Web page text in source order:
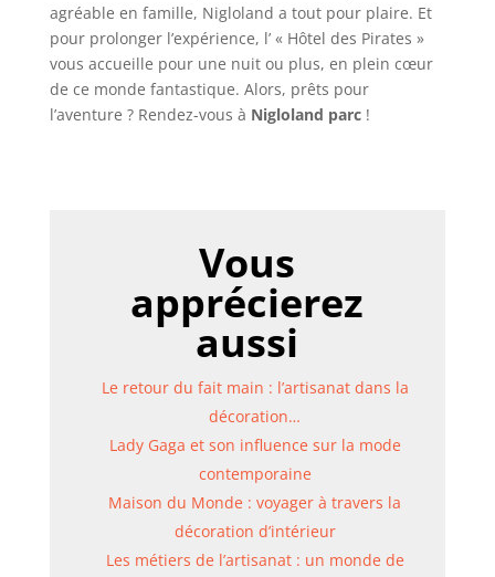
agréable en famille, Nigloland a tout pour plaire. Et
pour prolonger l’expérience, l’ « Hôtel des Pirates »
vous accueille pour une nuit ou plus, en plein cœur
de ce monde fantastique. Alors, prêts pour
l’aventure ? Rendez-vous à Nigloland parc!
Vous
apprécierez
aussi
Le retour du fait main : l’artisanat dans la
décoration…
Lady Gaga et son influence sur la mode
contemporaine
Maison du Monde : voyager à travers la
décoration d’intérieur
Les métiers de l’artisanat : un monde de